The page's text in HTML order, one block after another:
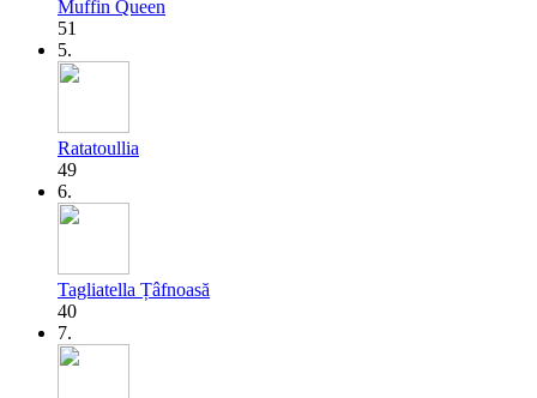
Muffin Queen
51
5.
Ratatoullia
49
6.
Tagliatella Țâfnoasă
40
7.